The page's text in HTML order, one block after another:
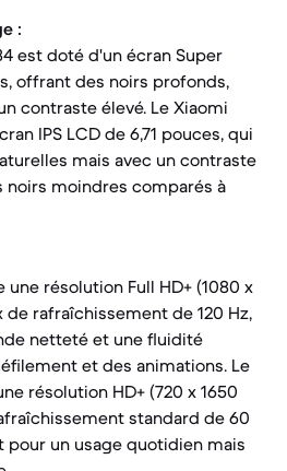
:
est doté d'un écran Super
offrant des noirs profonds,
contraste élevé. Le Xiaomi
IPS LCD de 6,71 pouces, qui
mais avec un contraste
moindres comparés à
une résolution Full HD+ (1080 x
rafraîchissement de 120 Hz,
netteté et une fluidité
et des animations. Le
résolution HD+ (720 x 1650
standard de 60
pour un usage quotidien mais